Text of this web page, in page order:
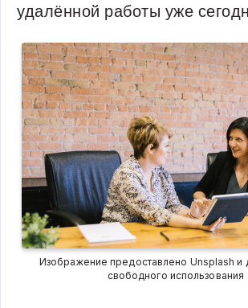
удалённой работы уже
Изображение предоставлено Unsplash и
свободного использования